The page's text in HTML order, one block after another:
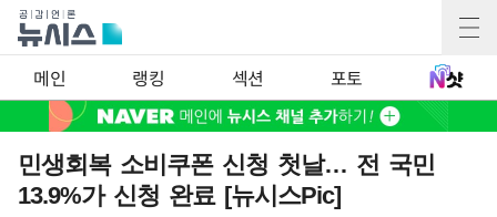
메인 랭킹 섹션 포토
민생회복 소비쿠폰 신청 첫날… 전 국민
13.9%가 신청 완료 [뉴시스Pic]